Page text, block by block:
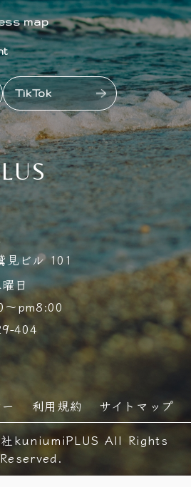
map
TikTok
見ビル 101
日
～pm8:00
404
利用規約
サイトマップ
kuniumiPLUS All Rights
Reserved.